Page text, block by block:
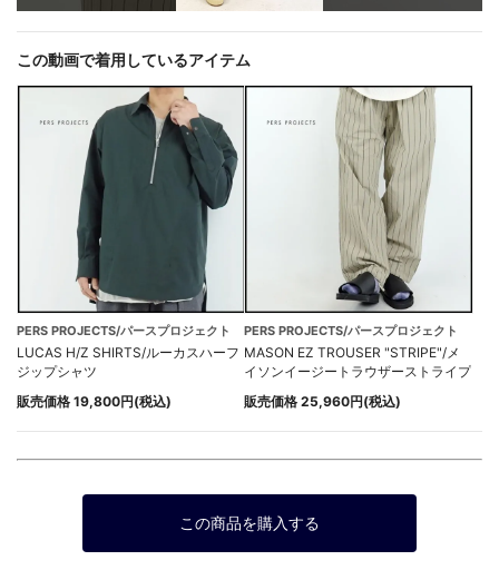
この動画で着用しているアイテム
PERS PROJECTS/パースプロジェクト
LUCAS H/Z SHIRTS/ルーカスハーフ
ジップシャツ
販売価格 19,800円(税込)
PERS PROJECTS/パースプロジェクト
MASON EZ TROUSER "STRIPE"/メ
イソンイージートラウザーストライプ
販売価格 25,960円(税込)
この商品を購入する